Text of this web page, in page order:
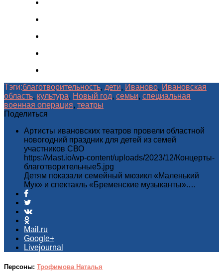
Тэги:благотворительность, дети, Иваново, Ивановская
область, культура, Новый год, семьи, специальная
военная операция, театры
Поделиться
Артисты ивановских театров провели областной
новогодний праздник для детей из семей
участников СВО
https://vlast.io/wp-content/uploads/2023/12/Концерты-
благотворительные5.jpg
Детям показали семейный мюзикл «Маленький
Мук» и спектакль «Бременские музыканты».…
Mail.ru
Google+
Livejournal
Персоны: Трофимова Наталья